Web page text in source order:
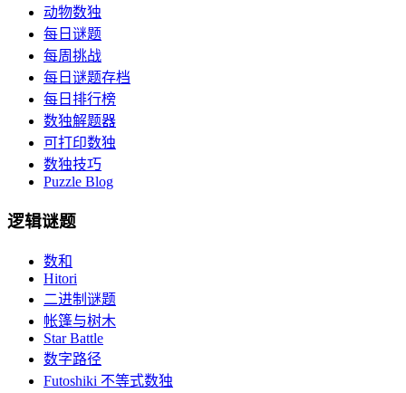
动物数独
每日谜题
每周挑战
每日谜题存档
每日排行榜
数独解题器
可打印数独
数独技巧
Puzzle Blog
逻辑谜题
数和
Hitori
二进制谜题
帐篷与树木
Star Battle
数字路径
Futoshiki 不等式数独